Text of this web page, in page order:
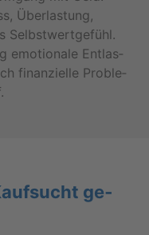
Über­las­tung,
Selbst­wert­ge­fühl.
emo­tio­na­le Ent­las­
fi­nan­zi­el­le Pro­ble­
ge­